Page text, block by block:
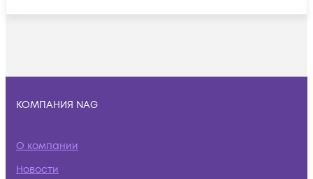
КОМПАНИЯ NAG
О компании
Новости